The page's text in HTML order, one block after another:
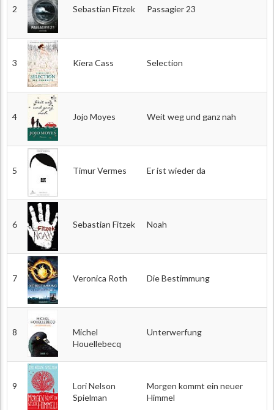
2 Sebastian Fitzek Passagier 23
3 Kiera Cass Selection
4 Jojo Moyes Weit weg und ganz nah
5 Timur Vermes Er ist wieder da
6 Sebastian Fitzek Noah
7 Veronica Roth Die Bestimmung
8
Michel
Houellebecq
Unterwerfung
9
Lori Nelson
Spielman
Morgen kommt ein neuer
Himmel